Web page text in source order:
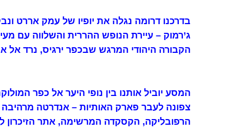
בדרכנו דרומה נגלה את יופיו של עמק אררט
ג’רמוק – עיירת הנופש ההררית והשלווה עם
הקבורה היהודי המרגש שבכפר ירגיס, נרד אל
המסע יוביל אותנו בין נופי היער אל כפר
צפונה לעבר פארק האותיות – אנדרטה
הרפובליקה, הקסקדה המרשימה, אתר הזיכרון